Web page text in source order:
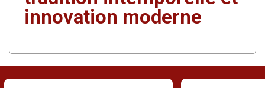
innovation moderne